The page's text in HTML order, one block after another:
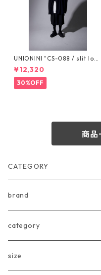
UNIONINI "CS-088 / slit lon
g sleeved tee" S 155cm, M 1
65cm
¥12,320
30%OFF
商品
CATEGORY
brand
arkakama
Another Fox
category
tops
size